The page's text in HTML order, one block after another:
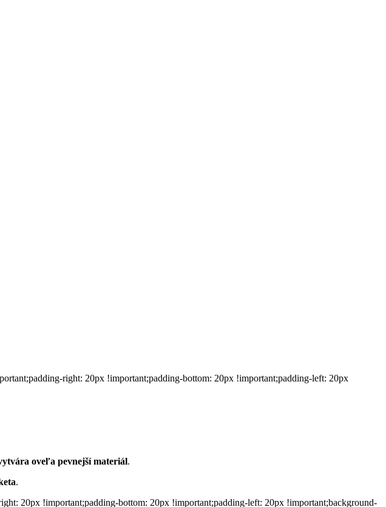
right: 20px !important;padding-bottom: 20px !important;padding-left: 20px
oveľa pevnejší materiál.
.
20px !important;padding-bottom: 20px !important;padding-left: 20px !important;background-